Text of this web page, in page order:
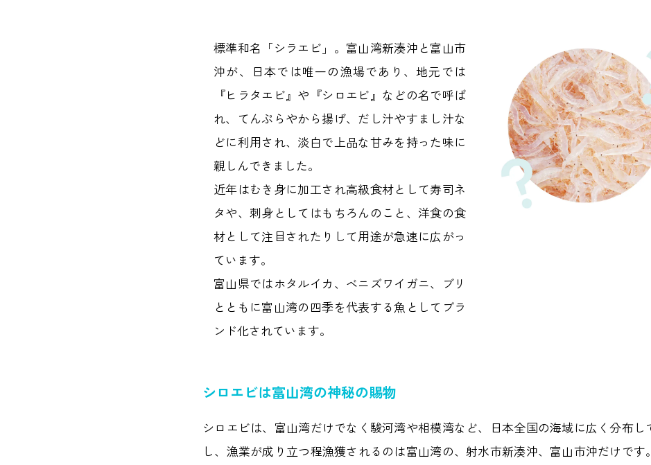
標準和名「シラエビ」。富山湾新湊沖と富山市
沖が、日本では唯一の漁場であり、地元では
『ヒラタエビ』や『シロエビ』などの名で呼ば
れ、てんぷらやから揚げ、だし汁やすまし汁な
どに利用され、淡白で上品な甘みを持った味に
親しんできました。
近年はむき身に加工され高級食材として寿司ネ
タや、刺身としてはもちろんのこと、洋食の食
材として注目されたりして用途が急速に広がっ
ています。
富山県ではホタルイカ、ベニズワイガニ、ブリ
とともに富山湾の四季を代表する魚としてブラ
ンド化されています。
シロエビは富山湾の神秘の賜物
シロエビは、富山湾だけでなく駿河湾や相模湾など、日本全国の海域に広く分布し
し、漁業が成り立つ程漁獲されるのは富山湾の、射水市新湊沖、富山市沖だけです